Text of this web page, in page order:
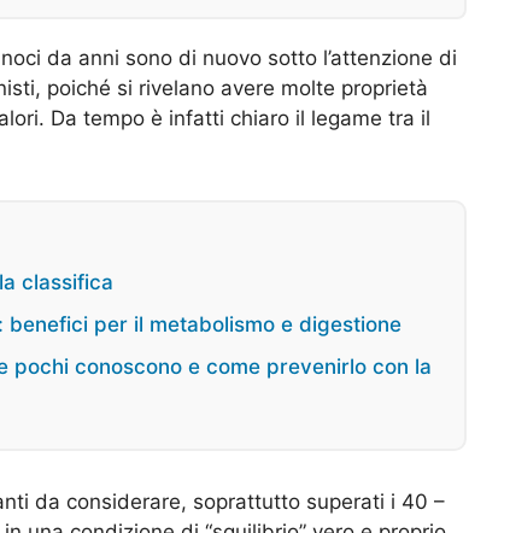
da anni sono di nuovo sotto l’attenzione di
poiché si rivelano avere molte proprietà
Da tempo è infatti chiaro il legame tra il
classifica
benefici per il metabolismo e digestione
pochi conoscono e come prevenirlo con la
da considerare, soprattutto superati i 40 –